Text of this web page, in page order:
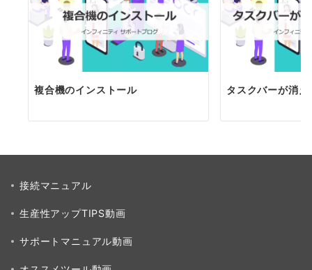
複合機のインストール タスクバーが消
接続マニュアル
生産性アップTIPS動画
サポートマニュアル動画